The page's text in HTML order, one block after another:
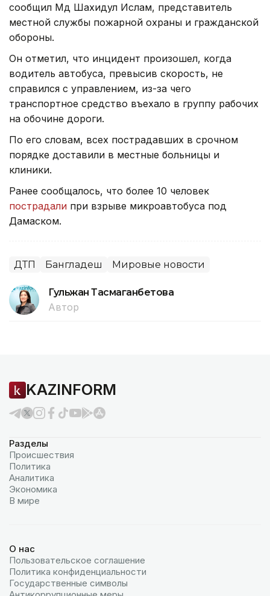
сообщил Мд Шахидул Ислам, представитель
местной службы пожарной охраны и гражданской
обороны.
Он отметил, что инцидент произошел, когда
водитель автобуса, превысив скорость, не
справился с управлением, из-за чего
транспортное средство въехало в группу рабочих
на обочине дороги.
По его словам, всех пострадавших в срочном
порядке доставили в местные больницы и
клиники.
Ранее сообщалось, что более 10 человек
пострадали при взрыве микроавтобуса под
Дамаском.
ДТП Бангладеш Мировые новости
Гульжан Тасмаганбетова
Автор
KAZINFORM
Разделы
Происшествия
Политика
Аналитика
Экономика
В мире
О нас
Пользовательское соглашение
Политика конфиденциальности
Государственные символы